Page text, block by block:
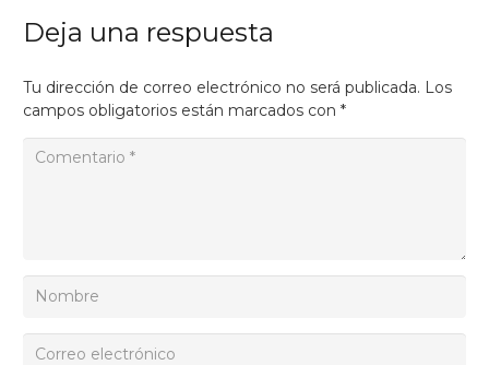
Deja una respuesta
Tu dirección de correo electrónico no será publicada. Los
campos obligatorios están marcados con *